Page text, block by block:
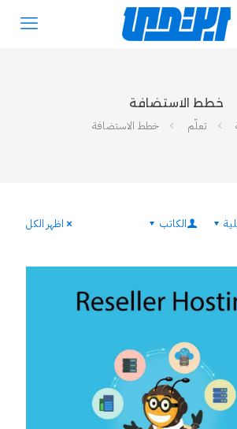
خطط الاستضافة
تعلّم خطط الاستضافة
الكاتب اظهر الكل